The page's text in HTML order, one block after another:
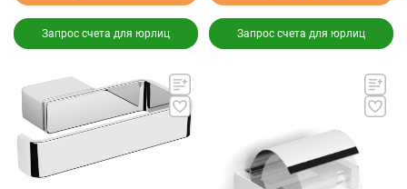
Запрос счета для юрлиц Запрос счета для юрлиц